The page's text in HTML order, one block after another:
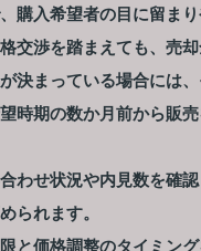
購入希望者の目に留ま
交渉を踏まえても、売
決まっている場合には
時期の数か月前から販
わせ状況や内見数を確
られます。
と価格調整のタイミン